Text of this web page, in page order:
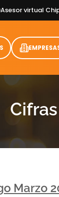
Asesor virtual
Cifras
Marzo